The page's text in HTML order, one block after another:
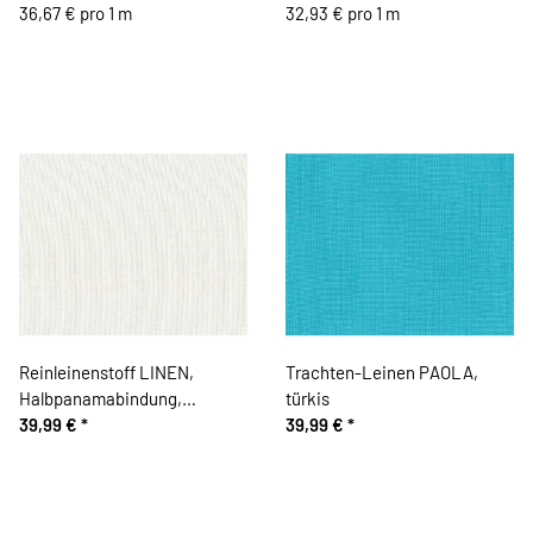
taubenblau, Yuwa Fabrics
36,67 € pro 1 m
32,93 € pro 1 m
Reinleinenstoff LINEN,
Halbpanamabindung,
gebrochenes weiß
39,99 € *
Trachten-Leinen PAOLA,
türkis
39,99 € *